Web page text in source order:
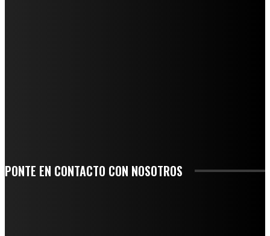
PONTE EN CONTACTO CON NOSOTROS